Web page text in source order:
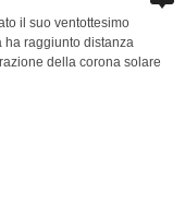
il suo ventottesimo
ha raggiunto distanza
della corona solare